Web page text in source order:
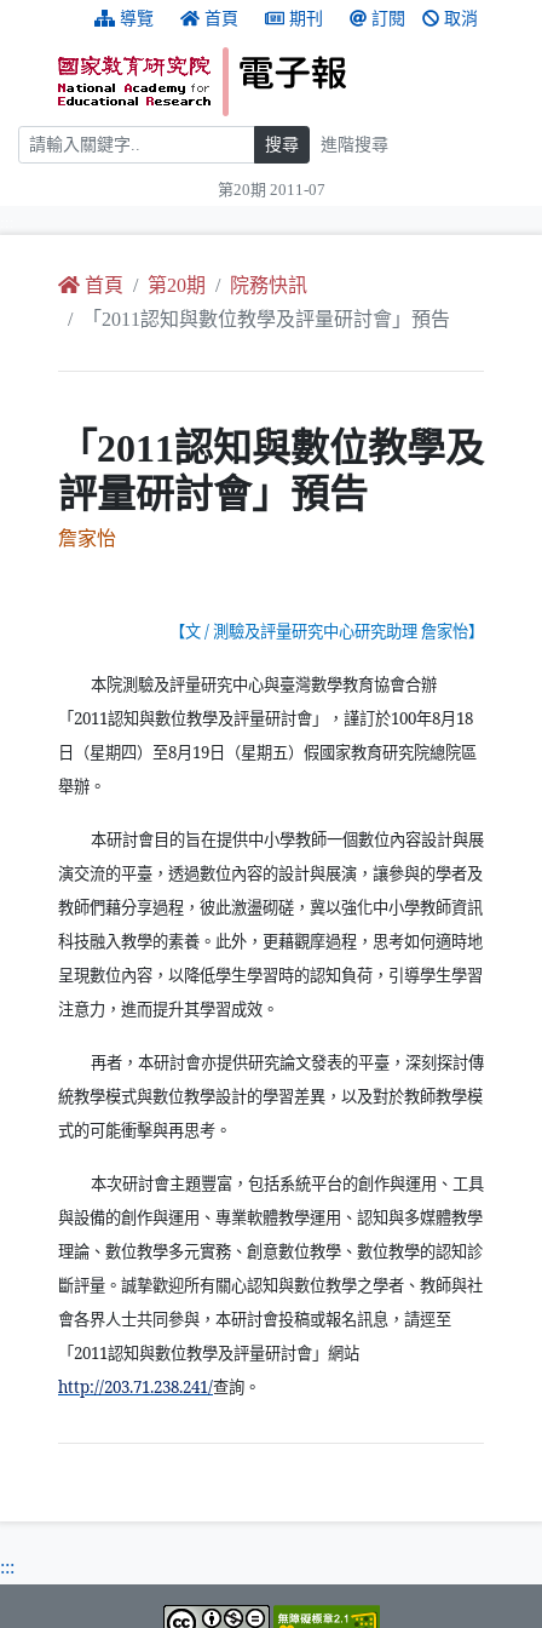
跳到主要內容 導覽 首頁 期刊 訂閱 取消
搜尋 搜尋 進階搜尋
第20期 2011-07
首頁 第20期
院務快訊
「2011認知與數位教學及評量研討會」預告
「2011認知與數位教學及
評量研討會」預告
詹家怡
【文/測驗及評量研究中心研究助理 詹家怡】
本院測驗及評量研究中心與臺灣數學教育協會合辦
「2011認知與數位教學及評量研討會」，謹訂於100年8月18
日（星期四）至8月19日（星期五）假國家教育研究院總院區
舉辦。
本研討會目的旨在提供中小學教師一個數位內容設計與展
演交流的平臺，透過數位內容的設計與展演，讓參與的學者及
教師們藉分享過程，彼此激盪砌磋，冀以強化中小學教師資訊
科技融入教學的素養。此外，更藉觀摩過程，思考如何適時地
呈現數位內容，以降低學生學習時的認知負荷，引導學生學習
注意力，進而提升其學習成效。
再者，本研討會亦提供研究論文發表的平臺，深刻探討傳
統教學模式與數位教學設計的學習差異，以及對於教師教學模
式的可能衝擊與再思考。
本次研討會主題豐富，包括系統平台的創作與運用、工具
與設備的創作與運用、專業軟體教學運用、認知與多媒體教學
理論、數位教學多元實務、創意數位教學、數位教學的認知診
斷評量。誠摯歡迎所有關心認知與數位教學之學者、教師與社
會各界人士共同參與，本研討會投稿或報名訊息，請逕至
「2011認知與數位教學及評量研討會」網站
http://203.71.238.241/
（另開新視窗）
查詢。
:::